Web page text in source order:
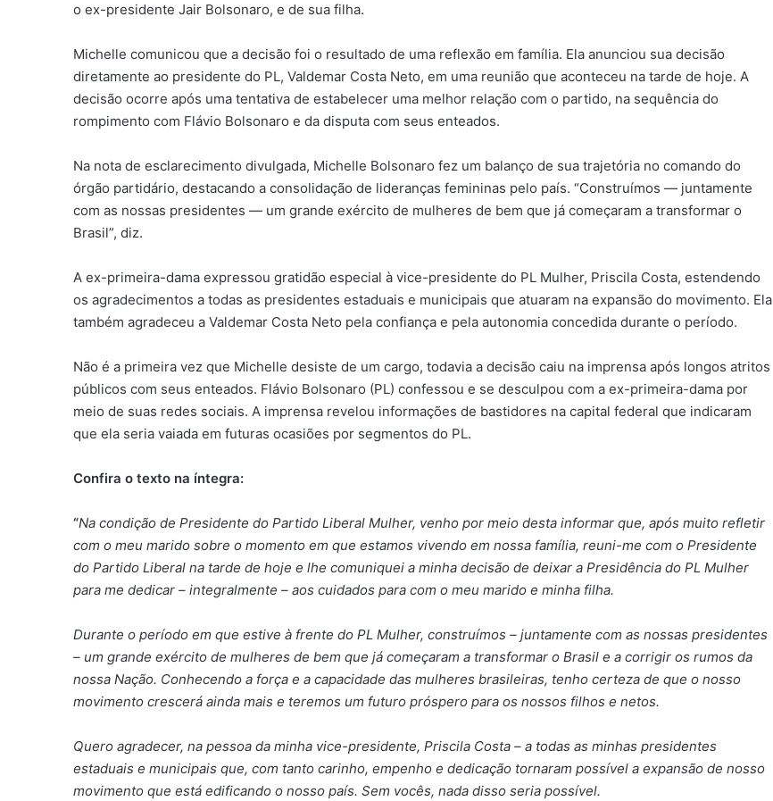
o ex-presidente Jair Bolsonaro, e de sua filha.
Michelle comunicou que a decisão foi o resultado de uma reflexão em família. Ela anunciou sua decisão
diretamente ao presidente do PL, Valdemar Costa Neto, em uma reunião que aconteceu na tarde de hoje. A
decisão ocorre após uma tentativa de estabelecer uma melhor relação com o partido, na sequência do
rompimento com Flávio Bolsonaro e da disputa com seus enteados.
Na nota de esclarecimento divulgada, Michelle Bolsonaro fez um balanço de sua trajetória no comando do
órgão partidário, destacando a consolidação de lideranças femininas pelo país. “Construímos — juntamente
com as nossas presidentes — um grande exército de mulheres de bem que já começaram a transformar o
Brasil”, diz.
A ex-primeira-dama expressou gratidão especial à vice-presidente do PL Mulher, Priscila Costa, estendendo
os agradecimentos a todas as presidentes estaduais e municipais que atuaram na expansão do movimento. Ela
também agradeceu a Valdemar Costa Neto pela confiança e pela autonomia concedida durante o período.
Não é a primeira vez que Michelle desiste de um cargo, todavia a decisão caiu na imprensa após longos atritos
públicos com seus enteados. Flávio Bolsonaro (PL) confessou e se desculpou com a ex-primeira-dama por
meio de suas redes sociais. A imprensa revelou informações de bastidores na capital federal que indicaram
que ela seria vaiada em futuras ocasiões por segmentos do PL.
Confira o texto na íntegra:
“Na condição de Presidente do Partido Liberal Mulher, venho por meio desta informar que, após muito refletir
com o meu marido sobre o momento em que estamos vivendo em nossa família, reuni-me com o Presidente
do Partido Liberal na tarde de hoje e lhe comuniquei a minha decisão de deixar a Presidência do PL Mulher
para me dedicar – integralmente – aos cuidados para com o meu marido e minha filha.
Durante o período em que estive à frente do PL Mulher, construímos – juntamente com as nossas presidentes
– um grande exército de mulheres de bem que já começaram a transformar o Brasil e a corrigir os rumos da
nossa Nação. Conhecendo a força e a capacidade das mulheres brasileiras, tenho certeza de que o nosso
movimento crescerá ainda mais e teremos um futuro próspero para os nossos filhos e netos.
Quero agradecer, na pessoa da minha vice-presidente, Priscila Costa – a todas as minhas presidentes
estaduais e municipais que, com tanto carinho, empenho e dedicação tornaram possível a expansão de nosso
movimento que está edificando o nosso país. Sem vocês, nada disso seria possível.